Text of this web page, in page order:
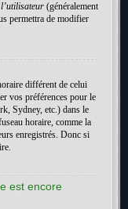
(généralement
permettra de modifier
différent de celui
vos préférences pour le
Sydney, etc.) dans le
horaire, comme la
enregistrés. Donc si
est encore